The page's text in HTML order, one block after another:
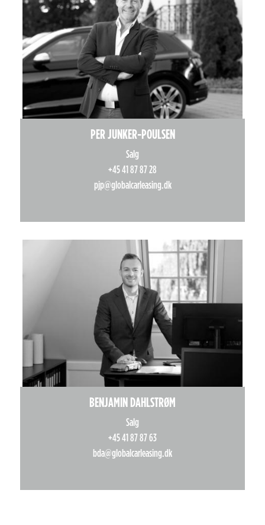
PER JUNKER-POULSEN
Salg
+45 41 87 87 28
pjp@globalcarleasing.dk
BENJAMIN DAHLSTRØM
Salg
+45 41 87 87 63
bda@globalcarleasing.dk